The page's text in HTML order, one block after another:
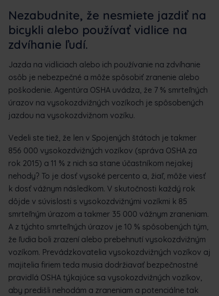
Nezabudnite, že nesmiete jazdiť na
bicykli alebo používať vidlice na
zdvíhanie ľudí.
Jazda na vidliciach alebo ich používanie na zdvíhanie
osôb je nebezpečné a môže spôsobiť zranenie alebo
poškodenie. Agentúra OSHA uvádza, že 7 % smrteľných
úrazov na vysokozdvižných vozíkoch je spôsobených
jazdou na vysokozdvižnom vozíku.
Vedeli ste tiež, že len v Spojených štátoch je takmer
856 000 vysokozdvižných vozíkov (správa OSHA za
rok 2015) a 11 % z nich sa stane účastníkom nejakej
nehody? To je dosť vysoké percento a, žiaľ, môže viesť
k dosť vážnym následkom. V skutočnosti každý rok
dôjde v súvislosti s vysokozdvižnými vozíkmi k 85
smrteľným úrazom a takmer 35 000 vážnym zraneniam.
A z týchto smrteľných úrazov je 10 % spôsobených tým,
že ľudia boli zrazení alebo prebehnutí vysokozdvižným
vozíkom. Prevádzkovatelia vysokozdvižných vozíkov aj
majitelia firiem teda musia dodržiavať bezpečnostné
pravidlá OSHA týkajúce sa vysokozdvižných vozíkov,
aby predišli nehodám a zraneniam a potenciálne tak